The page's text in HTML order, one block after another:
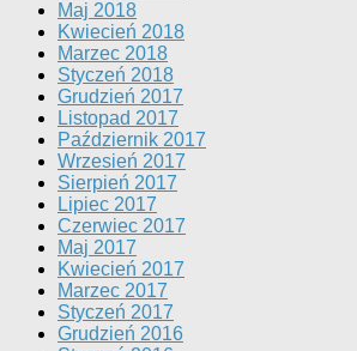
Maj 2018
Kwiecień 2018
Marzec 2018
Styczeń 2018
Grudzień 2017
Listopad 2017
Październik 2017
Wrzesień 2017
Sierpień 2017
Lipiec 2017
Czerwiec 2017
Maj 2017
Kwiecień 2017
Marzec 2017
Styczeń 2017
Grudzień 2016